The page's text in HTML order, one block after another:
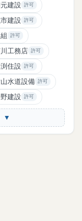
建設 許可
建設 許可
許可
工務店 許可
住設 許可
水道設備 許可
建設 許可
▼